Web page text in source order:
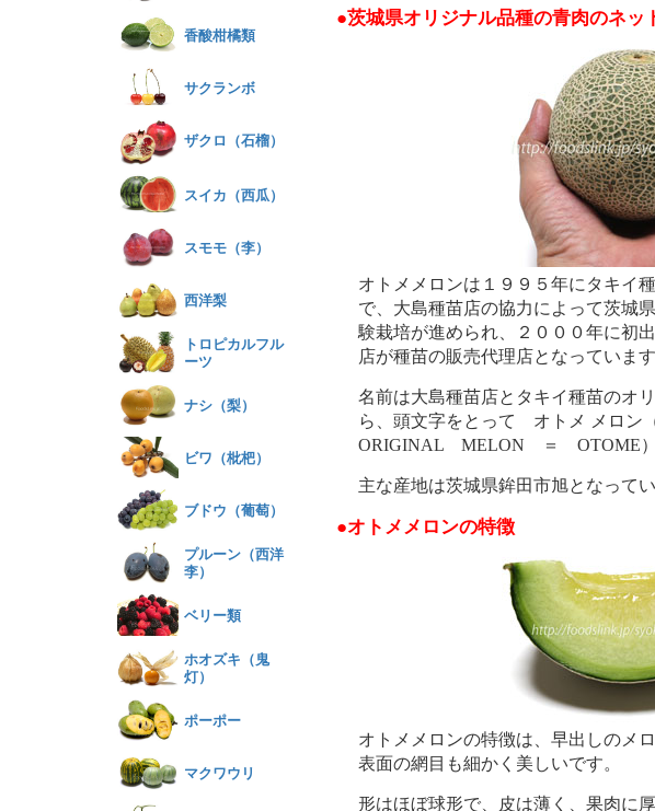
●茨城県オリジナル品種の青肉のネッ
オトメメロンは１９９５年にタキイ
で、大島種苗店の協力によって茨城
験栽培が進められ、２０００年に初
店が種苗の販売代理店となっています
名前は大島種苗店とタキイ種苗のオ
ら、頭文字をとって オトメ メロ
ORIGINAL MELON ＝ OTOME）
主な産地は茨城県鉾田市旭となってい
●オトメメロンの特徴
オトメメロンの特徴は、早出しのメ
表面の網目も細かく美しいです。
形はほぼ球形で、皮は薄く、果肉に
香酸柑橘類
サクランボ
ザクロ（石榴）
スイカ（西瓜）
スモモ（李）
西洋梨
トロピカルフル
ーツ
ナシ（梨）
ビワ（枇杷）
ブドウ（葡萄）
プルーン（西洋
李）
ベリー類
ホオズキ（鬼
灯）
ポーポー
マクワウリ